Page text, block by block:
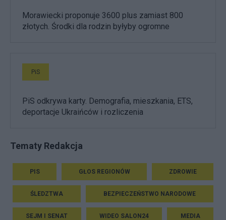
Morawiecki proponuje 3600 plus zamiast 800
złotych. Środki dla rodzin byłyby ogromne
PiS
PiS odkrywa karty. Demografia, mieszkania, ETS,
deportacje Ukraińców i rozliczenia
Tematy Redakcja
PIS GŁOS REGIONÓW ZDROWIE
ŚLEDZTWA BEZPIECZEŃSTWO NARODOWE
SEJM I SENAT WIDEO SALON24 MEDIA